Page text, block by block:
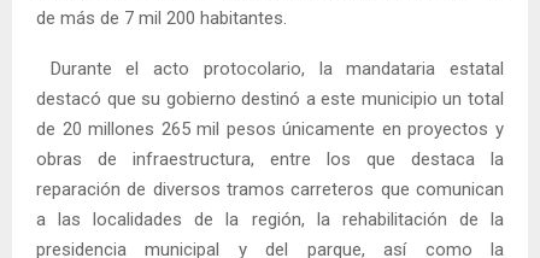
de más de 7 mil 200 habitantes.
Durante el acto protocolario, la mandataria estatal
destacó que su gobierno destinó a este municipio un total
de 20 millones 265 mil pesos únicamente en proyectos y
obras de infraestructura, entre los que destaca la
reparación de diversos tramos carreteros que comunican
a las localidades de la región, la rehabilitación de la
presidencia municipal y del parque, así como la